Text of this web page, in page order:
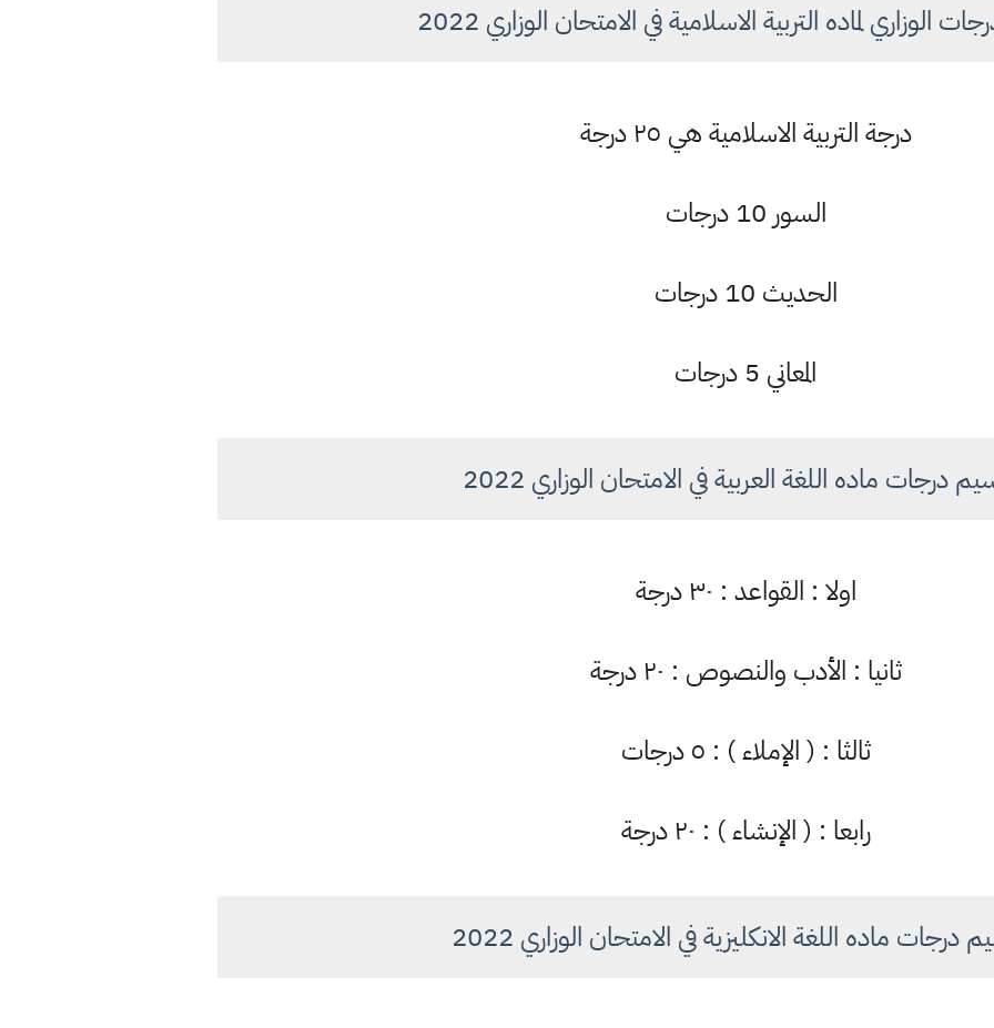
الوزاري لماده التربية الاسلامية في الامتحان الوزاري 2022
درجة التربية الاسلامية هي ٢٥ درجة
السور 10 درجات
الحديث 10 درجات
المعاني 5 درجات
درجات ماده اللغة العربية في الامتحان الوزاري 2022
اولا : القواعد : ٣٠ درجة
ثانيا : الأدب والنصوص : ٢٠ درجة
ثالثا : ( الإملاء ) : ٥ درجات
رابعا : ( الإنشاء ) : ٢٠ درجة
ماده اللغة الانكليزية في الامتحان الوزاري 2022